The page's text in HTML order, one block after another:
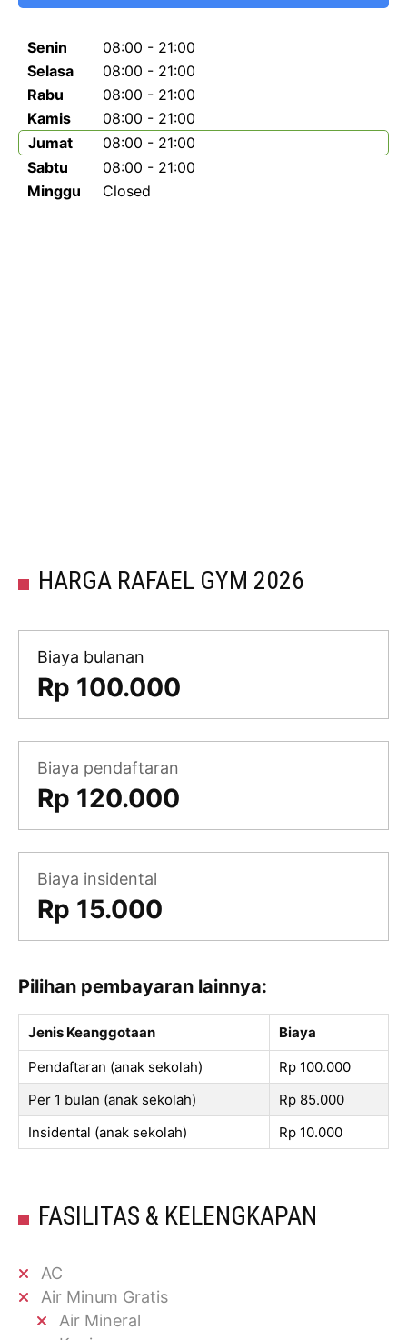
Senin
08:00 - 21:00
Selasa
08:00 - 21:00
Rabu
08:00 - 21:00
Kamis
08:00 - 21:00
Jumat
08:00 - 21:00
Sabtu
08:00 - 21:00
Minggu
Closed
HARGA RAFAEL GYM 2026
Biaya bulanan
Rp 100.000
Biaya pendaftaran
Rp 120.000
Biaya insidental
Rp 15.000
Pilihan pembayaran lainnya:
Jenis Keanggotaan
Biaya
Pendaftaran (anak sekolah)
Rp 100.000
Per 1 bulan (anak sekolah)
Rp 85.000
Insidental (anak sekolah)
Rp 10.000
FASILITAS & KELENGKAPAN
AC
Air Minum Gratis
Air Mineral